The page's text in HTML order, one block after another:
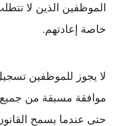
الموظفين الذين لا
خاصة إعادتهم.
لا يجوز للموظفين
موافقة مسبقة من
حتى عندما يسمح